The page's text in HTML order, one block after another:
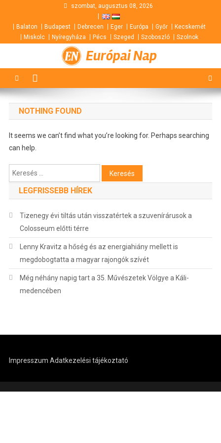
content
szombat, augusztus 08, 2026
Balaton Budapest Debrecen Eger Európa Győr
Kecskemét
Miskolc
Nyíregyháza Pécs Szeged Szoboszló Szolnok
Európai Nap
NOTHING FOUND
It seems we can’t find what you’re looking for. Perhaps searching
can help.
Keresés:
LEGFRISSEBB HÍREK
Tizenegy évi tiltás után visszatértek a szuvenírárusok a
Colosseum előtti térre
Lenny Kravitz a hőség és az energiahiány mellett is
megdobogtatta a magyar rajongók szívét
Még néhány napig tart a 35. Művészetek Völgye a Káli-
medencében
Impresszum Adatkezelési tájékoztató